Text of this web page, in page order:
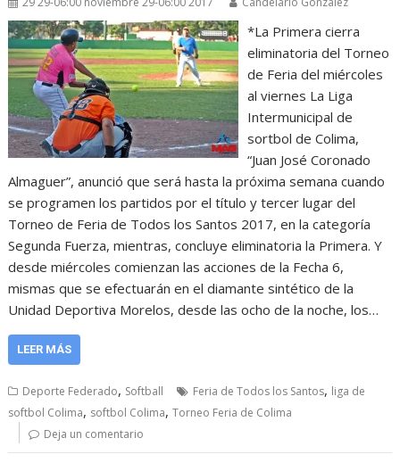
*La Primera cierra
eliminatoria del Torneo
de Feria del miércoles
al viernes La Liga
Intermunicipal de
sortbol de Colima,
“Juan José Coronado
Almaguer”, anunció que será hasta la próxima semana cuando
se programen los partidos por el título y tercer lugar del
Torneo de Feria de Todos los Santos 2017, en la categoría
Segunda Fuerza, mientras, concluye eliminatoria la Primera. Y
desde miércoles comienzan las acciones de la Fecha 6,
mismas que se efectuarán en el diamante sintético de la
Unidad Deportiva Morelos, desde las ocho de la noche, los…
LEER MÁS
Deporte Federado, Softball Feria de Todos los Santos, liga de
softbol Colima, softbol Colima,Torneo Feria de Colima
Deja un comentario